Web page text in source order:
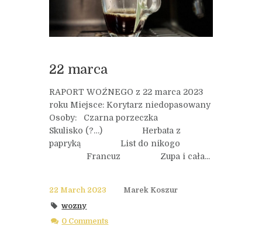
22 marca
RAPORT WOŹNEGO z 22 marca 2023
roku Miejsce: Korytarz niedopasowany
Osoby: Czarna porzeczka
Skulisko (?…) Herbata z
papryką List do nikogo
Francuz Zupa i cała...
22 March 2023
Marek Koszur
wozny
0 Comments